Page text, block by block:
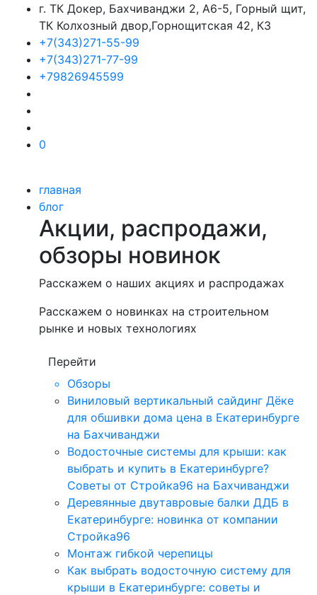
г. ТК Докер, Бахчиванджи 2, А6-5, Горный щит,
ТК Колхозный двор,Горнощитская 42, К3
+7(343)271-55-99
+7(343)271-77-99
+79826945599
0
главная
блог
Акции, распродажи,
обзоры новинок
Расскажем о наших акциях и распродажах
Расскажем о новинках на строительном
рынке и новых технологиях
Перейти
Обзоры
Виниловый вертикальный сайдинг Дёке
для обшивки дома цена в Екатеринбурге
на Бахчиванджи
Водосточные системы для крыши: как
выбрать и купить в Екатеринбурге?
Советы от Стройка96 на Бахчиванджи
Деревянные двутавровые балки ДДБ в
Екатеринбурге: новинка от компании
Стройка96
Монтаж гибкой черепицы
Как выбрать водосточную систему для
крыши в Екатеринбурге: советы и